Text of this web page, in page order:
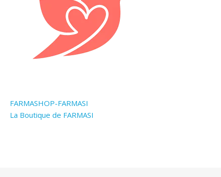
FARMASHOP-FARMASI
La Boutique de FARMASI